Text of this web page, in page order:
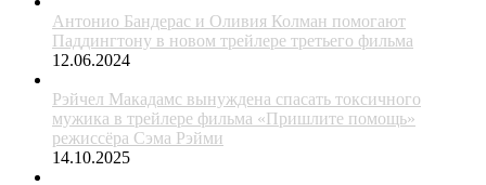
Антонио Бандерас и Оливия Колман помогают
Паддингтону в новом трейлере третьего фильма
12.06.2024
Рэйчел Макадамс вынуждена спасать токсичного
мужика в трейлере фильма «Пришлите помощь»
режиссёра Сэма Рэйми
14.10.2025